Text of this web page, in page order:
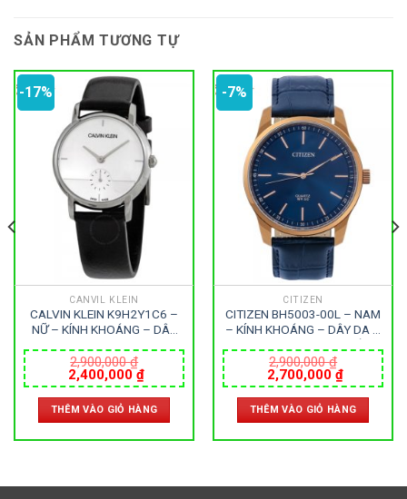
SẢN PHẨM TƯƠNG TỰ
-17%
CANVIL KLEIN
CALVIN KLEIN K9H2Y1C6 –
NỮ – KÍNH KHOÁNG – DÂY
MÁY THỤY SỸ
2,900,000₫
Giá
gốc
là:
2,900,000 ₫.
2,400,000₫Giá
hiện
tại
là:
2,400,000 ₫.
THÊM VÀO GIỎ HÀNG
-7%
CITIZEN
CITIZEN BH5003-00L – NAM
– KÍNH KHOÁNG – DÂY DA –
NHẬT
2,900,000₫
Giá
gốc
là:
2,900,000 ₫.
2,700,000₫Giá
hiện
tại
là:
THÊM VÀO GIỎ HÀNG